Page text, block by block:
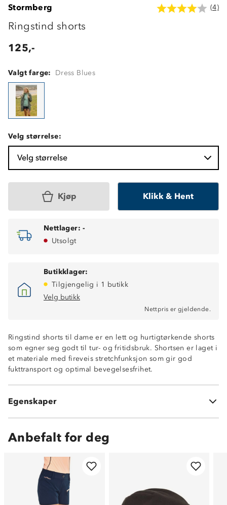
Stormberg (4)
Ringstind shorts
125,-
Valgt farge: Dress Blues
Velg størrelse:
Velg størrelse
Kjøp Klikk & Hent
Nettlager: -
Utsolgt
Butikklager:
Tilgjengelig i 1 butikk
Velg butikk
Nettpris er gjeldende.
Ringstind shorts til dame er en lett og hurtigtørkende shorts
som egner seg godt til tur- og fritidsbruk. Shortsen er laget i
et materiale med fireveis stretchfunksjon som gir god
fukttransport og optimal bevegelsesfrihet.
Egenskaper
Fukttransporterende
Lettvekt
To stikklommer i sidene
To stikklommer med borrelås bak
(95 % nylon og 5 % elastan)
Anbefalt for deg